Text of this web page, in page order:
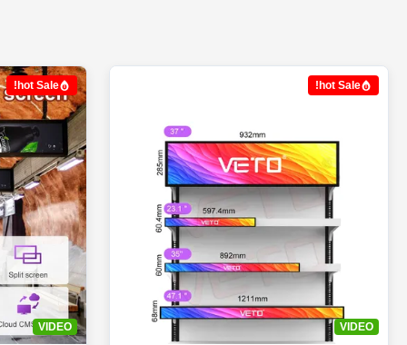
hot Sale!
VIDEO
hot Sale!
VIDEO